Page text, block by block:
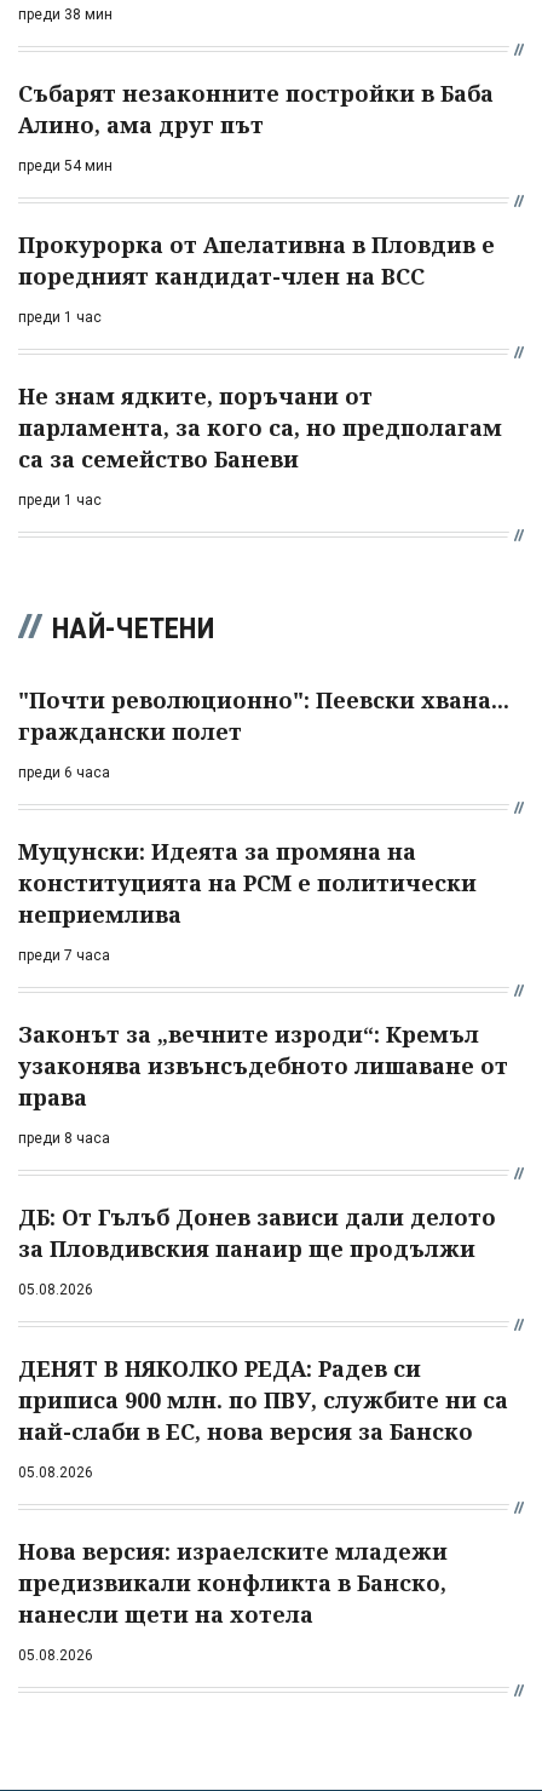
преди 38 мин
Събарят незаконните постройки в Баба
Алино, ама друг път
преди 54 мин
Прокурорка от Апелативна в Пловдив е
поредният кандидат-член на ВСС
преди 1 час
Не знам ядките, поръчани от
парламента, за кого са, но предполагам
са за семейство Баневи
преди 1 час
НАЙ-ЧЕТЕНИ
"Почти революционно": Пеевски хвана...
граждански полет
преди 6 часа
Муцунски: Идеята за промяна на
конституцията на РСМ е политически
неприемлива
преди 7 часа
Законът за „вечните изроди“: Кремъл
узаконява извънсъдебното лишаване от
права
преди 8 часа
ДБ: От Гълъб Донев зависи дали делото
за Пловдивския панаир ще продължи
05.08.2026
ДЕНЯТ В НЯКОЛКО РЕДА: Радев си
приписа 900 млн. по ПВУ, службите ни са
най-слаби в ЕС, нова версия за Банско
05.08.2026
Нова версия: израелските младежи
предизвикали конфликта в Банско,
нанесли щети на хотела
05.08.2026